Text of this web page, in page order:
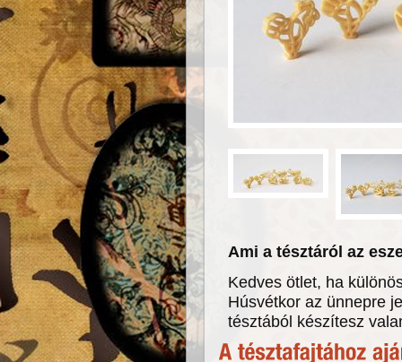
Ami a tésztáról az
Kedves ötlet, ha
Húsvétkor az ünnepre
tésztából készítesz